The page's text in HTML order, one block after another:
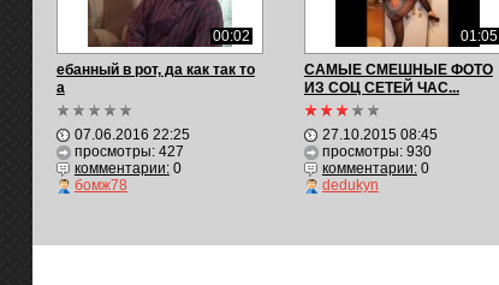
00:02
ебанный в рот, да как так то
а
07.06.2016 22:25
просмотры: 427
комментарии:0
бомж78
01:05
САМЫЕ СМЕШНЫЕ ФОТО
ИЗ СОЦ СЕТЕЙ ЧАС...
27.10.2015 08:45
просмотры: 930
комментарии:0
dedukyn